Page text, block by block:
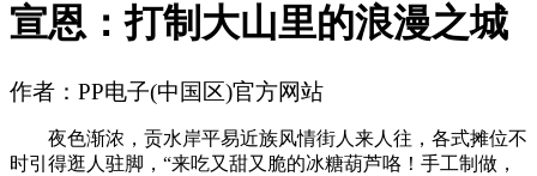
宣恩：打制大山里的浪漫之城
作者：PP电子(中国区)官方网站
夜色渐浓，贡水岸平易近族风情街人来人往，各式摊位不
时引得逛人驻脚，“来吃又甜又脆的冰糖葫芦咯！手工制做，